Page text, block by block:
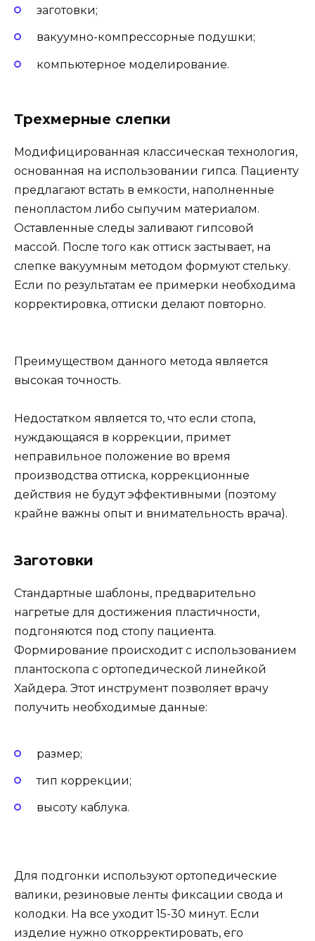
заготовки;
вакуумно-компрессорные подушки;
компьютерное моделирование.
Трехмерные слепки
Модифицированная классическая технология,
основанная на использовании гипса. Пациенту
предлагают встать в емкости, наполненные
пенопластом либо сыпучим материалом.
Оставленные следы заливают гипсовой
массой. После того как оттиск застывает, на
слепке вакуумным методом формуют стельку.
Если по результатам ее примерки необходима
корректировка, оттиски делают повторно.
Преимуществом данного метода является
высокая точность.
Недостатком является то, что если стопа,
нуждающаяся в коррекции, примет
неправильное положение во время
производства оттиска, коррекционные
действия не будут эффективными (поэтому
крайне важны опыт и внимательность врача).
Заготовки
Стандартные шаблоны, предварительно
нагретые для достижения пластичности,
подгоняются под стопу пациента.
Формирование происходит с использованием
плантоскопа с ортопедической линейкой
Хайдера. Этот инструмент позволяет врачу
получить необходимые данные:
размер;
тип коррекции;
высоту каблука.
Для подгонки используют ортопедические
валики, резиновые ленты фиксации свода и
колодки. На все уходит 15-30 минут. Если
изделие нужно откорректировать, его